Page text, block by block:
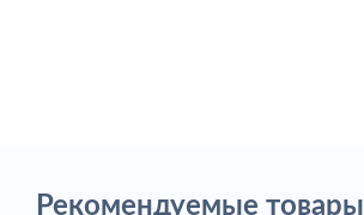
Рекомендуемые товары